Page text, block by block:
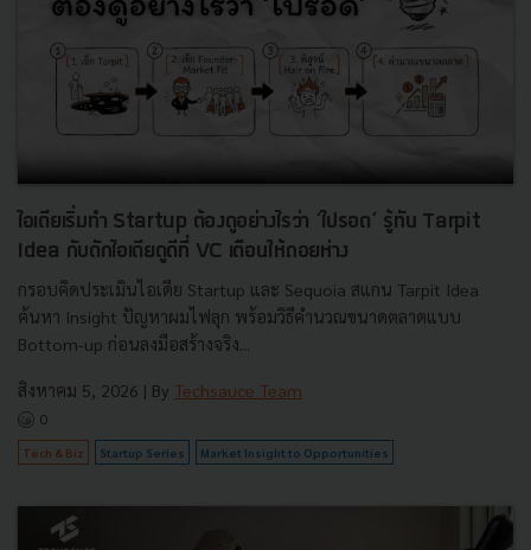
ไอเดียเริ่มทำ Startup ต้องดูอย่างไรว่า ‘ไปรอด’ รู้ทัน Tarpit
Idea กับดักไอเดียดูดีที่ VC เตือนให้ถอยห่าง
กรอบคิดประเมินไอเดีย Startup และ Sequoia สแกน Tarpit Idea
ค้นหา Insight ปัญหาผมไฟลุก พร้อมวิธีคำนวณขนาดตลาดแบบ
Bottom-up ก่อนลงมือสร้างจริง...
สิงหาคม 5, 2026 | By Techsauce Team
0
Tech & Biz Startup Series Market Insight to Opportunities